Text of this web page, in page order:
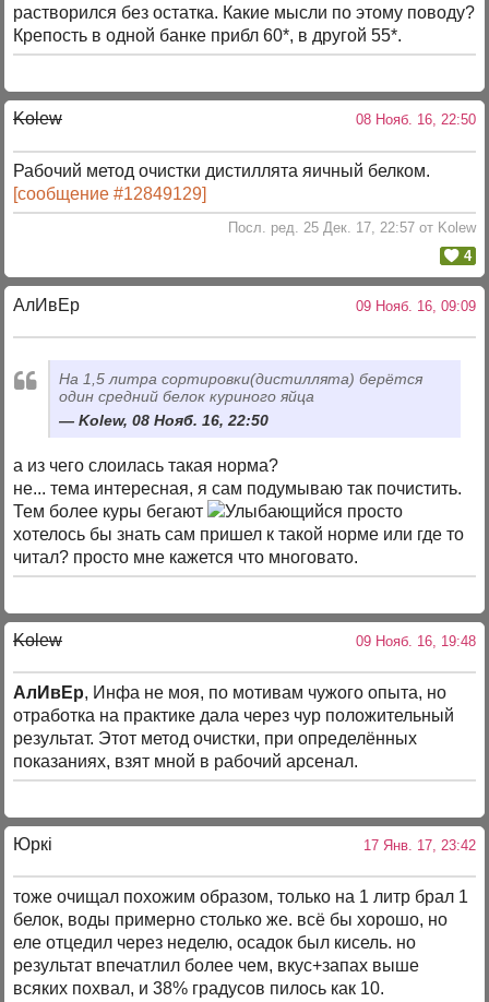
растворился без остатка. Какие мысли по этому поводу?
Крепость в одной банке прибл 60*, в другой 55*.
Kolew 08 Нояб. 16, 22:50
Рабочий метод очистки дистиллята яичный белком.
[сообщение #12849129]
Посл. ред. 25 Дек. 17, 22:57 от Kolew
4
АлИвЕр 09 Нояб. 16, 09:09
На 1,5 литра сортировки(дистиллята) берётся
один средний белок куриного яйца
Kolew, 08 Нояб. 16, 22:50
а из чего слоилась такая норма?
не... тема интересная, я сам подумываю так почистить.
Тем более куры бегают
просто
хотелось бы знать сам пришел к такой норме или где то
читал? просто мне кажется что многовато.
Kolew 09 Нояб. 16, 19:48
АлИвЕр, Инфа не моя, по мотивам чужого опыта, но
отработка на практике дала через чур положительный
результат. Этот метод очистки, при определённых
показаниях, взят мной в рабочий арсенал.
Юркi 17 Янв. 17, 23:42
тоже очищал похожим образом, только на 1 литр брал 1
белок, воды примерно столько же. всё бы хорошо, но
еле отцедил через неделю, осадок был кисель. но
результат впечатлил более чем, вкус+запах выше
всяких похвал, и 38% градусов пилось как 10.